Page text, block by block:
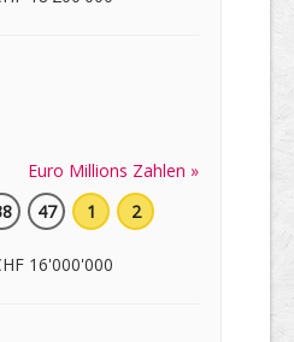
Euro Millions Zahlen »
47 1 2
16'000'000